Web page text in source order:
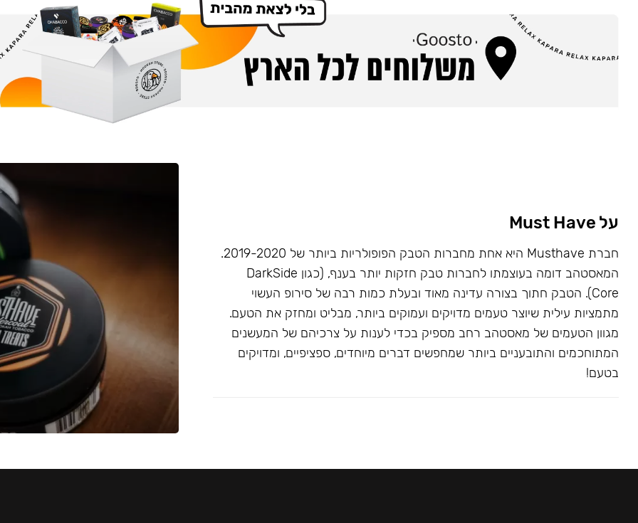
על Must Have
חברת Musthave היא אחת מחברות הטבק הפופולריות ביותר של 2019-2020.
המאסטהב דומה בעוצמתו לחברות טבק חזקות יותר בענף, (כגון DarkSide
Core). הטבק חתוך בצורה עדינה מאוד ובעלת כמות רבה של סירופ העשוי
מתמציות עילית שיוצר טעמים מדויקים ועמוקים ביותר, מבליט ומחזק את הטעם.
מגוון הטעמים של מאסטהב רחב מספיק בכדי לענות על צרכיהם של המעשנים
המתוחכמים והתובעניים ביותר שמחפשים דברים מיוחדים, ספציפיים, ומדויקים
בטעם!